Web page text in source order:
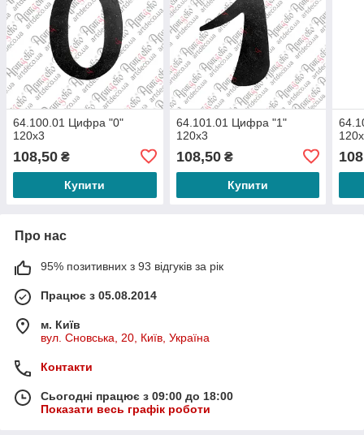
64.100.01 Цифра "0"
120х3
108,50 ₴
Купити
64.101.01 Цифра "1"
120х3
108,50₴
Купити
Про нас
95% позитивних з 93 відгуків за рік
Працює з 05.08.2014
м. Київ
вул. Сновська, 20, Київ, Україна
Контакти
Сьогодні працює з 09:00 до 18:00
Показати весь графік роботи